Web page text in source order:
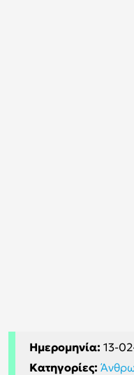
Ημερομηνία: 13-
Κατηγορίες: